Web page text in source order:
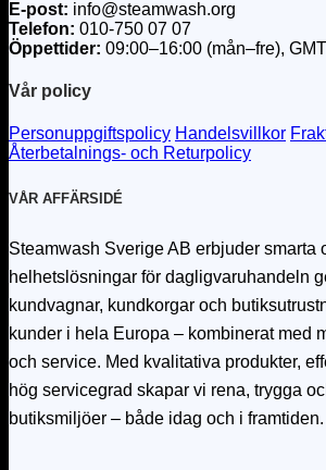
E-post: info@steamwash.org
Telefon: 010-750 07 07
Öppettider: 09:00–16:00 (mån–fre),
Vår policy
Personuppgiftspolicy Handelsvillkor
Återbetalnings- och Returpolicy
VÅR AFFÄRSIDÉ
Steamwash Sverige AB erbjuder smarta
helhetslösningar för dagligvaruhandeln
kundvagnar, kundkorgar och
kunder i hela Europa – kombinerat med
och service. Med kvalitativa produkter,
hög servicegrad skapar vi rena, trygga
butiksmiljöer – både idag och i framtiden.